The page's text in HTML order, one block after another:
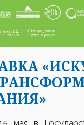
мая в